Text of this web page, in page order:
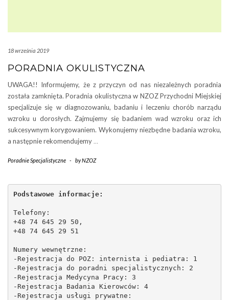
18 września 2019
PORADNIA OKULISTYCZNA
UWAGA!! Informujemy, że z przyczyn od nas niezależnych poradnia
została zamknięta. Poradnia okulistyczna w NZOZ Przychodni Miejskiej
specjalizuje się w diagnozowaniu, badaniu i leczeniu chorób narządu
wzroku u dorosłych. Zajmujemy się badaniem wad wzroku oraz ich
sukcesywnym korygowaniem. Wykonujemy niezbędne badania wzroku,
a następnie rekomendujemy …
Poradnie Specjalistyczne - byNZOZ
Podstawowe informacje:
Telefony:
+48 74 645 29 50,
+48 74 645 29 51
Numery wewnętrzne:
-Rejestracja do POZ: internista i pediatra: 1
-Rejestracja do poradni specjalistycznych: 2
-Rejestracja Medycyna Pracy: 3
-Rejestracja Badania Kierowców: 4
-Rejestracja usługi prywatne: